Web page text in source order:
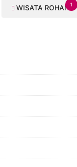
WISATA ROHANI1